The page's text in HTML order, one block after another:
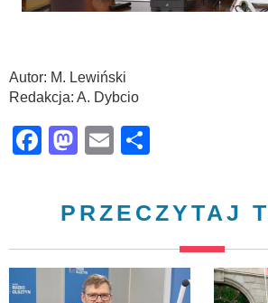
Autor: M. Lewiński
Redakcja: A. Dybcio
Facebook
Mastodon
Email
PRZECZYTAJ